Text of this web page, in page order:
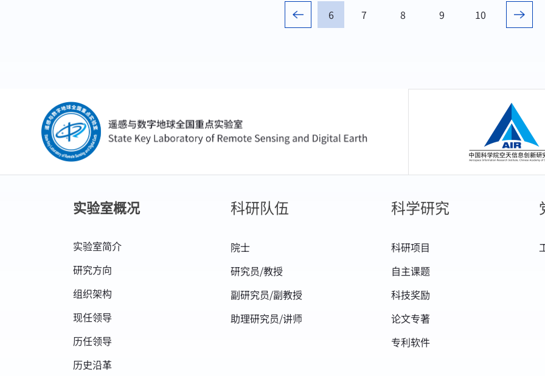
6 7 8 9 10
中国科学院空天信息
实验室概况
实验室简介
研究方向
组织架构
现任领导
历任领导
历史沿革
科研队伍
院士
研究员/教授
副研究员/副教授
助理研究员/讲师
科学研究
科研项目
自主课题
科技奖励
论文专著
专利软件